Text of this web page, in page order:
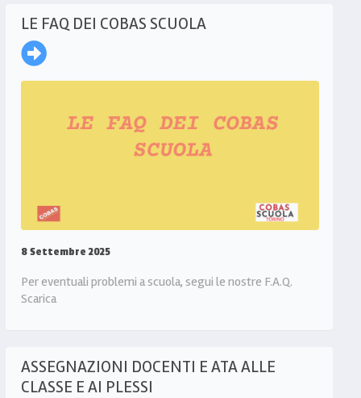
LE FAQ DEI COBAS SCUOLA
8 Settembre 2025
Per eventuali problemi a scuola, segui le nostre F.A.Q.
Scarica
ASSEGNAZIONI DOCENTI E ATA ALLE
CLASSE E AI PLESSI